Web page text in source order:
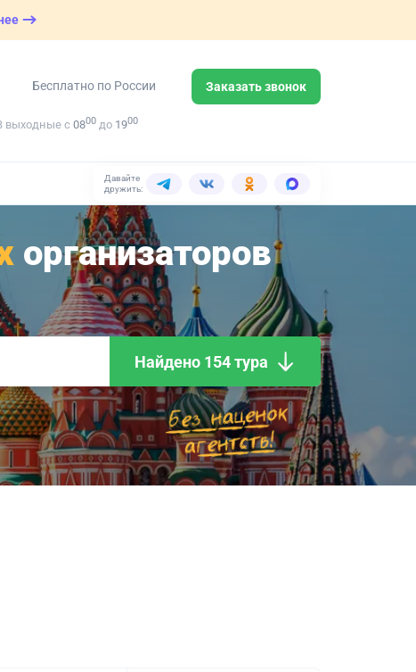
Бесплатно по России Заказать звонок
выходные с 0800 до 1900
Давайте
дружить:
организаторов
Найдено 154 тура